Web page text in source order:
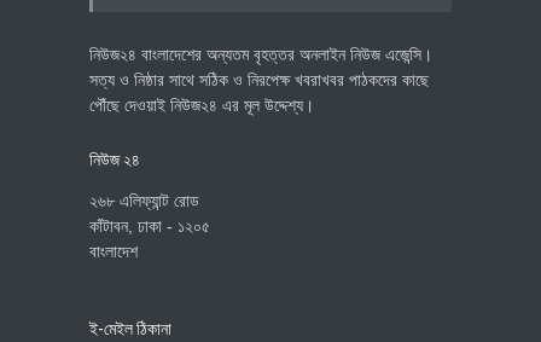
নিউজ২৪ বাংলাদেশের অন্যতম বৃহত্তর অনলাইন নিউজ এজেন্সি।
সত্য ও নিষ্ঠার সাথে সঠিক ও নিরপেক্ষ খবরাখবর পাঠকদের কাছে
পৌঁছে দেওয়াই নিউজ২৪ এর মূল উদ্দেশ্য।
নিউজ ২৪
২৬৮ এলিফ্যান্ট রোড
কাঁটাবন, ঢাকা - ১২০৫
বাংলাদেশ
ই-মেইল ঠিকানা